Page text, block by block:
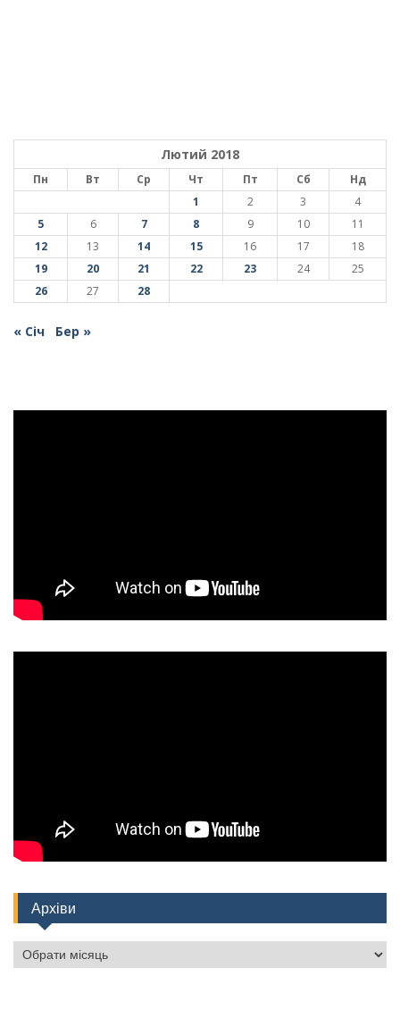
Лютий 2018
Пн Вт Ср Чт Пт Сб
Нд
1
2 3
4
5
6 7 8 9 10
11
12
13 14 15 16 17
18
19
20 21 22 23 24
25
26
27 28
« Січ Бер »
Архіви
Архіви